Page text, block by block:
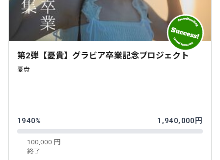
第2弾【憂貴】グラビア卒業記念プロジェクト
憂貴
1940% 1,940,000円
100,000 円
終了